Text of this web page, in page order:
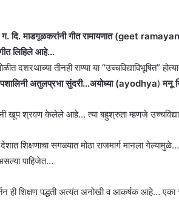
ग. दि. माडगूळकरांनी गीत रामायणात (geet ramayan
लिहिले आहे…
दशरथाच्या तीनही राण्या या “उच्चविद्याविभूषित”
अतुलप्रभा सुंदरी…अयोध्या (ayodhya)मनू
खूप श्रवण केलेले आहे… त्या बहुश्रुता म्हणजे
शिक्षणाचा सगळ्यात मोठा राजमार्ग मानला
पाहिजेत…
ही शिक्षण पद्धती अत्यंत अनोखी व आकर्षक आहे…